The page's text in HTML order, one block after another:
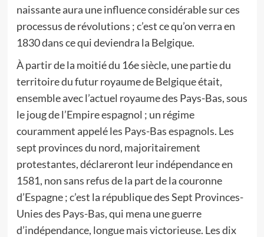
naissante aura une influence considérable sur ces
processus de révolutions ; c’est ce qu’on verra en
1830 dans ce qui deviendra la Belgique.
À partir de la moitié du 16e siècle, une partie du
territoire du futur royaume de Belgique était,
ensemble avec l’actuel royaume des Pays-Bas, sous
le joug de l’Empire espagnol ; un régime
couramment appelé les Pays-Bas espagnols. Les
sept provinces du nord, majoritairement
protestantes, déclareront leur indépendance en
1581, non sans refus de la part de la couronne
d’Espagne ; c’est la république des Sept Provinces-
Unies des Pays-Bas, qui mena une guerre
d’indépendance, longue mais victorieuse. Les dix